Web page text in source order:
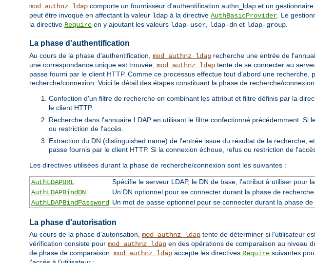
mod_authnz_ldap comporte un fournisseur d'authentification authn_ldap et un
peut être invoqué en affectant la valeur ldap à la directive AuthBasicProvider . Le
la directive Require en y ajoutant les valeurs ldap-user ldap-dn et ldap-group
La phase d'authentification
Au cours de la phase d'authentification, mod_authnz_ldap recherche une entrée de
une correspondance unique est trouvée, mod_authnz_ldap tente de se connecter au
passe fourni par le client HTTP. Comme ce processus effectue tout d'abord une
recherche/connexion. Voici le détail des étapes constituant la phase de recherche/
Confection d'un filtre de recherche en combinant les attribut et filtre définis par la
le client HTTP.
Recherche dans l'annuaire LDAP en utilisant le filtre confectionné précédemment.
ou restriction de l'accès.
Extraction du DN (distinguished name) de l'entrée issue du résultat de la recherche,
passe fournis par le client HTTP. Si la connexion échoue, refus ou restriction de
Les directives utilisées durant la phase de recherche/connexion sont les suivantes :
AuthLDAPURL
Spécifie le serveur LDAP, le DN de base, l'attribut à utiliser pour
AuthLDAPBindDN
Un DN optionnel pour se connecter durant la phase de recherche.
AuthLDAPBindPassword Un mot de passe optionnel pour se connecter durant la phase de
La phase d'autorisation
Au cours de la phase d'autorisation, mod_authnz_ldap tente de déterminer si l'utilisateur
vérification consiste pour mod_authnz_ldap en des opérations de comparaison au niveau
de phase de comparaison. mod_authnz_ldap accepte les directives Require suivantes